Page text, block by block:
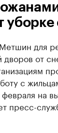
для
от
с
на
пресс-